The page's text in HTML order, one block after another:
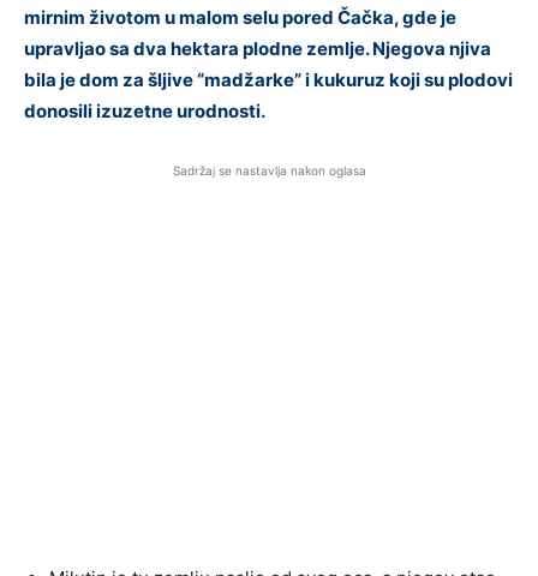
mirnim životom u malom selu pored Čačka, gde je
upravljao sa dva hektara plodne zemlje. Njegova njiva
bila je dom za šljive “madžarke” i kukuruz koji su plodovi
donosili izuzetne urodnosti.
Sadržaj se nastavlja nakon oglasa